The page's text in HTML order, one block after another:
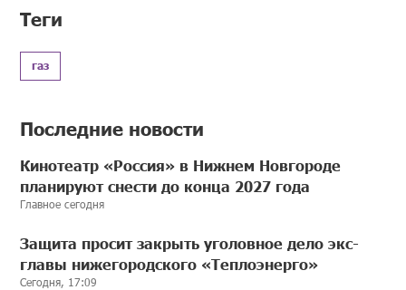
Теги
газ
Последние новости
Кинотеатр «Россия» в Нижнем Новгороде
планируют снести до конца 2027 года
Главное сегодня
Защита просит закрыть уголовное дело экс-
главы нижегородского «Теплоэнерго»
Сегодня, 17:09